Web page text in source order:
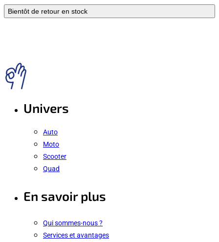
Bientôt de retour en stock
Univers
Auto
Moto
Scooter
Quad
En savoir plus
Qui sommes-nous ?
Services et avantages